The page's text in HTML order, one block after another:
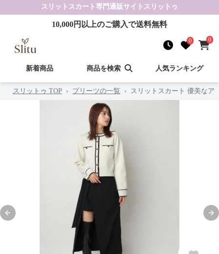
スリットスカート 専門通販サイト スリットゥ
10,000円以上のご購入で送料無料
0 0
新着商品 商品を検索 人気ランキング
スリットゥ TOP › プリーツの一覧 › スリットスカート 優美なア
Previous slide